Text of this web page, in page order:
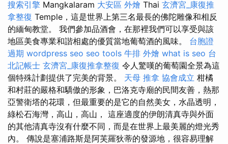
搜索引擎 Mangkalaram 大安區 外燴 Thai 玄濟宮_康復推
拿整復 Temple，這是世界上第三名最長的佛陀雕像和相反
的緬甸教堂。 我們參加品酒會，在那裡我們可以享受與該
地區美食專業和諧相處的優質當地葡萄酒的風味。 台胞證
過期 wordpress seo seo tools 牛排 外燴 what is seo 台
北記帳士 玄濟宮_康復推拿整復 令人驚嘆的葡萄園全景為這
個特殊計劃提供了完美的背景。 天母 推拿 協會成立 柑橘
和村莊的嚴格和驕傲的形象，巴洛克寺廟的民間友善，熱那
亞警衛塔的花環，但最重要的是它的自然美女，水晶透明，
綠松石海灣，高山，高山， 這座適度的伊朗清真寺與外面
的其他清真寺沒有什麼不同，而是在世界上最美麗的燈光秀
內。 傳說是塞浦路斯是阿芙羅狄蒂的發源地，很容易理解